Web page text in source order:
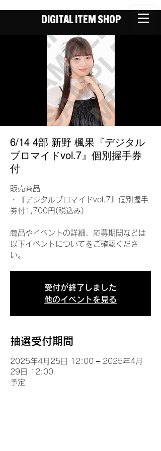
DIGITAL ITEM SHOP
6/14 4部 新野 楓果『デジタル
ブロマイドvol.7』個別握手券
付
販売商品
・『デジタルブロマイドvol.7』個別握手
券付1,700円(税込み)
商品やイベントの詳細、応募期間などは
以下イベントについてをご確認くださ
い。
受付が終了しました
他のイベントを見る
抽選受付期間
2025年4月25日 12:00 – 2025年4月
29日 12:00
予定